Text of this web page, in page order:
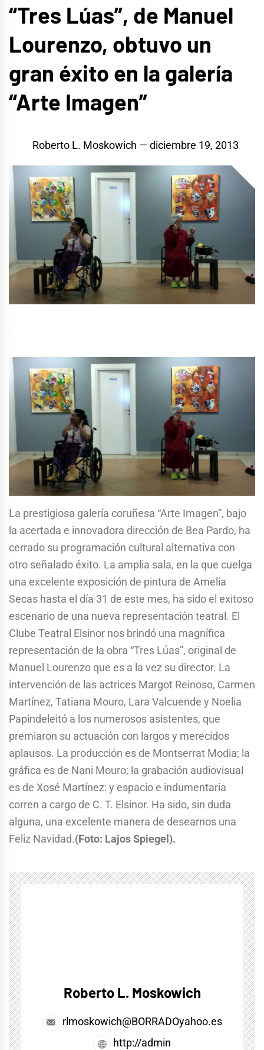
“Tres Lúas”, de Manuel
Lourenzo, obtuvo un
gran éxito en la galería
“Arte Imagen”
Roberto L. Moskowich diciembre 19, 2013
La prestigiosa galería coruñesa “Arte Imagen”, bajo
la acertada e innovadora dirección de Bea Pardo, ha
cerrado su programación cultural alternativa con
otro señalado éxito. La amplia sala, en la que cuelga
una excelente exposición de pintura de Amelia
Secas hasta el día 31 de este mes, ha sido el exitoso
escenario de una nueva representación teatral. El
Clube Teatral Elsinor nos brindó una magnífica
representación de la obra “Tres Lúas”, original de
Manuel Lourenzo que es a la vez su director. La
intervención de las actrices Margot Reinoso, Carmen
Martínez, Tatiana Mouro, Lara Valcuende y Noelia
Papindeleitó a los numerosos asistentes, que
premiaron su actuación con largos y merecidos
aplausos. La producción es de Montserrat Modia; la
gráfica es de Nani Mouro; la grabación audiovisual
es de Xosé Martínez: y espacio e indumentaria
corren a cargo de C. T. Elsinor. Ha sido, sin duda
alguna, una excelente manera de desearnos una
Feliz Navidad.(Foto: Lajos Spiegel).
Roberto L. Moskowich
rlmoskowich@BORRADOyahoo.es
http://admin